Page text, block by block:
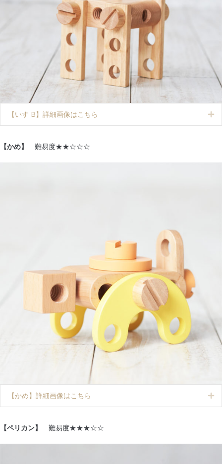
【いす B】詳細画像はこちら
【かめ】 難易度★★☆☆☆
【かめ】詳細画像はこちら
【ペリカン】 難易度★★★☆☆